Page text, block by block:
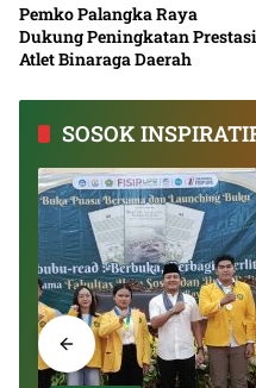
Pemko Palangka Raya
Dukung Peningkatan Prestasi
Atlet Binaraga Daerah
SOSOK